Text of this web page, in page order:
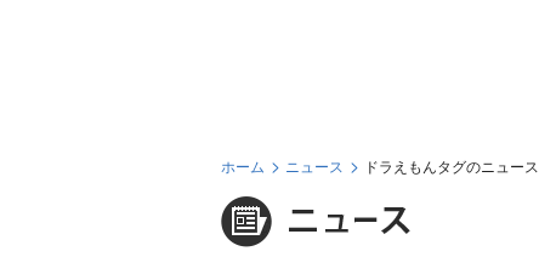
ホーム ニュース ドラえもんタグのニュース